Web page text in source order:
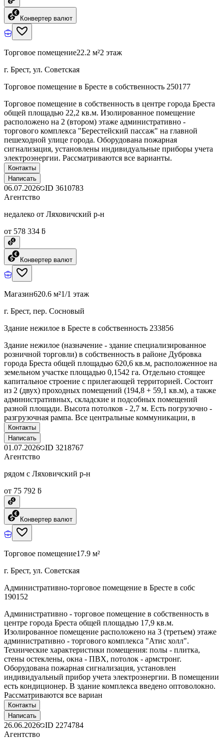
Конвертер валют
Торговое помещение22.2 м²2 этаж
г. Брест, ул. Советская
Торговое помещение в Бресте в собственность 250177
Торговое помещение в собственность в центре города Бреста
общей площадью 22,2 кв.м. Изолированное помещение
расположено на 2 (втором) этаже административно -
торгового комплекса "Берестейский пассаж" на главной
пешеходной улице города. Оборудована пожарная
сигнализация, установлены индивидуальные приборы учета
электроэнергии. Рассматриваются все варианты.
Контакты
Написать
06.07.2026 ID 3610783
Агентство
недалеко от Ляховичский р-н
от 578 334 ƃ
Конвертер валют
Магазин620.6 м²1/1 этаж
г. Брест, пер. Сосновый
Здание нежилое в Бресте в собственность 233856
Здание нежилое (назначение - здание специализированное
розничной торговли) в собственность в районе Дубровка
города Бреста общей площадью 620,6 кв.м, расположенное на
земельном участке площадью 0,1542 га. Отдельно стоящее
капитальное строение с прилегающей территорией. Состоит
из 2 (двух) проходных помещений (194,8 + 59,1 кв.м), а также
административных, складские и подсобных помещений
разной площади. Высота потолков - 2,7 м. Есть погрузочно -
разгрузочная рампа. Все центральные коммуникации, в
Контакты
Написать
01.07.2026 ID 3218767
Агентство
рядом с Ляховичский р-н
от 75 792 ƃ
Конвертер валют
Торговое помещение17.9 м²
г. Брест, ул. Советская
Административно-торговое помещение в Бресте в собс
190152
Административно - торговое помещение в собственность в
центре города Бреста общей площадью 17,9 кв.м.
Изолированное помещение расположено на 3 (третьем) этаже
административно - торгового комплекса "Атис холл".
Технические характеристики помещения: полы - плитка,
стены остеклены, окна - ПВХ, потолок - армстронг.
Оборудована пожарная сигнализация, установлен
индивидуальный прибор учета электроэнергии. В помещении
есть кондиционер. В здание комплекса введено оптоволокно.
Рассматриваются все вариан
Контакты
Написать
26.06.2026 ID 2274784
Агентство